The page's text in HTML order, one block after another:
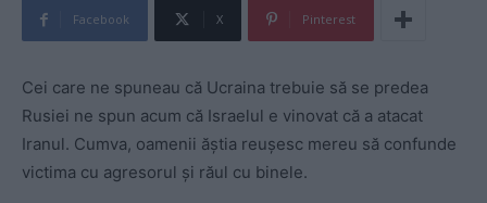
Facebook X Pinterest
Cei care ne spuneau că Ucraina trebuie să se predea
Rusiei ne spun acum că Israelul e vinovat că a atacat
Iranul. Cumva, oamenii ăștia reușesc mereu să confunde
victima cu agresorul și răul cu binele.